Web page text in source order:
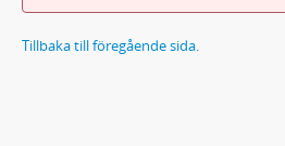
Tillbaka till föregående sida.